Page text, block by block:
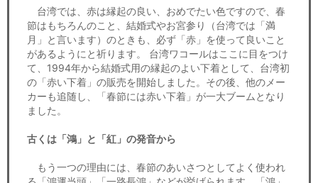
台湾では、赤は縁起の良い、おめでたい色ですので、春
節はもちろんのこと、結婚式やお宮参り（台湾では「満
月」と言います）のときも、必ず「赤」を使って良いこと
があるようにと祈ります。 台湾ワコールはここに目をつけ
て、1994年から結婚式用の縁起のよい下着として、台湾初
の「赤い下着」の販売を開始しました。その後、他のメー
カーも追随し、「春節には赤い下着」が一大ブームとなり
ました。
古くは「鴻」と「紅」の発音から
もう一つの理由には、春節のあいさつとしてよく使われ